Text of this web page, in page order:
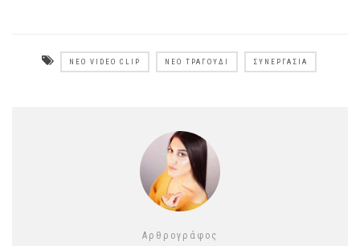
ΝΈΟ VIDEO CLIP ΝΈΟ ΤΡΑΓΟΎΔΙ ΣΥΝΕΡΓΑΣΊΑ
Αρθρογράφος